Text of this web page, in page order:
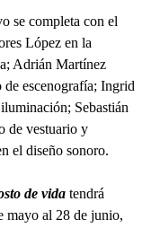
López en la
Adrián Martínez
de escenografía; Ingrid
Sebastián
de vestuario y
el diseño sonoro.
de vida tendrá
mayo al 28 de junio,